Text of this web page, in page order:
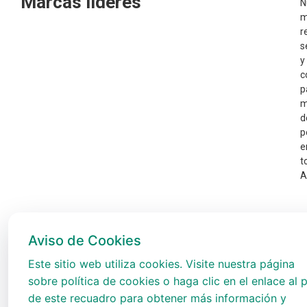
y
Aviso de Cookies
Este sitio web utiliza cookies. Visite nuestra página
sobre política de cookies o haga clic en el enlace al
de este recuadro para obtener más información y